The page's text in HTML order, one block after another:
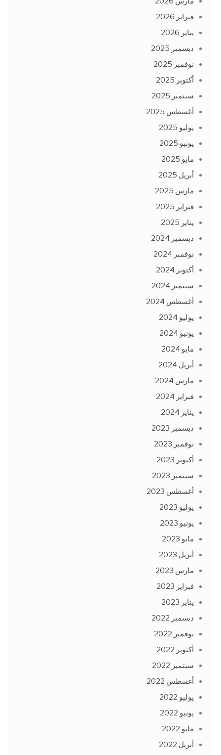
فبراير 2026
يناير 2026
ديسمبر 2025
نوفمبر 2025
أكتوبر 2025
سبتمبر 2025
أغسطس 2025
يوليو 2025
يونيو 2025
مايو 2025
أبريل 2025
مارس 2025
فبراير 2025
يناير 2025
ديسمبر 2024
نوفمبر 2024
أكتوبر 2024
سبتمبر 2024
أغسطس 2024
يوليو 2024
يونيو 2024
مايو 2024
أبريل 2024
مارس 2024
فبراير 2024
يناير 2024
ديسمبر 2023
نوفمبر 2023
أكتوبر 2023
سبتمبر 2023
أغسطس 2023
يوليو 2023
يونيو 2023
مايو 2023
أبريل 2023
مارس 2023
فبراير 2023
يناير 2023
ديسمبر 2022
نوفمبر 2022
أكتوبر 2022
سبتمبر 2022
أغسطس 2022
يوليو 2022
يونيو 2022
مايو 2022
أبريل 2022